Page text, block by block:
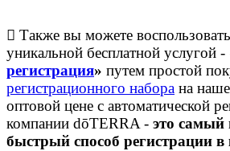
Также вы можете
уникальной бесплатной услугой -
регистрация» путем простой
регистрационного набора на
оптовой цене с автоматической
компании dōTERRA - это самый
быстрый способ регистрации